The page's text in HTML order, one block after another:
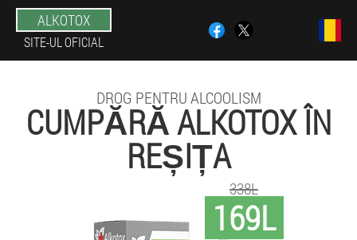
ALKOTOX
SITE-UL OFICIAL
DROG PENTRU ALCOOLISM
CUMPĂRĂ ALKOTOX ÎN
REȘIȚA
169L
338L